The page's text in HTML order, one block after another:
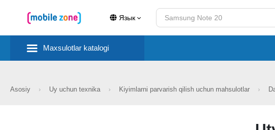
Язык
Maxsulotlar katalogi
Asosiy Uy uchun texnika Kiyimlarni parvarish qilish uchun mahsulotlar